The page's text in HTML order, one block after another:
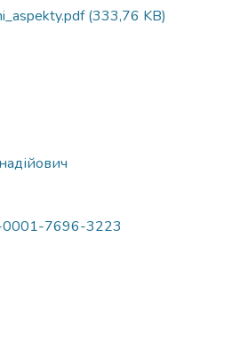
(333,76 KB)
0001-7696-3223